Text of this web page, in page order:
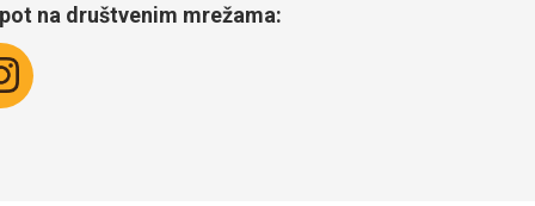
na društvenim mrežama: